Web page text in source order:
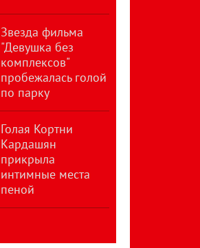
Звезда фильма
"Девушка без
комплексов"
пробежалась голой
по парку
Голая Кортни
Кардашян
прикрыла
интимные места
пеной